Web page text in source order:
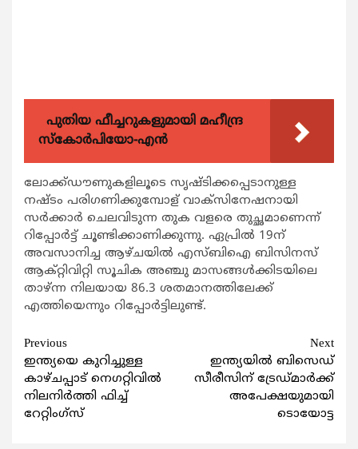
പുതിയ ഫീച്ചറുകളുമായി മഹീന്ദ്ര
സ്കോർപിയോ-എൻ
ലോക്ക്ഡൗണുകളിലൂടെ സൃഷ്ടിക്കപ്പെടാനുള്ള
നഷ്ടം പരിഗണിക്കുമ്പോള് വാക്സിനേഷനായി
സര്‍ക്കാര്‍ ചെലവിടുന്ന തുക വളരെ തുച്ഛമാണെന്ന്
റിപ്പോര്‍ട്ട് ചൂണ്ടിക്കാണിക്കുന്നു. ഏപ്രില്‍ 19ന്
അവസാനിച്ച ആഴ്ചയില്‍ എസ്ബിഐ ബിസിനസ്
ആക്റ്റിവിറ്റി സൂചിക അഞ്ചു മാസങ്ങള്‍ക്കിടയിലെ
താഴ്ന്ന നിലയായ 86.3 ശതമാനത്തിലേക്ക്
എത്തിയെന്നും റിപ്പോര്‍ട്ടിലുണ്ട്.
Continue
Reading
Previous
ഇന്ത്യയെ കുറിച്ചുള്ള
കാഴ്ചപ്പാട് നെഗറ്റിവില്‍
നിലനിര്‍ത്തി ഫിച്ച്
റേറ്റിംഗ്സ്
Next
ഇന്ത്യയില്‍ ബിസെഡ്
സീരീസിന് ട്രേഡ്മാര്‍ക്ക്
അപേക്ഷയുമായി
ടൊയോട്ട